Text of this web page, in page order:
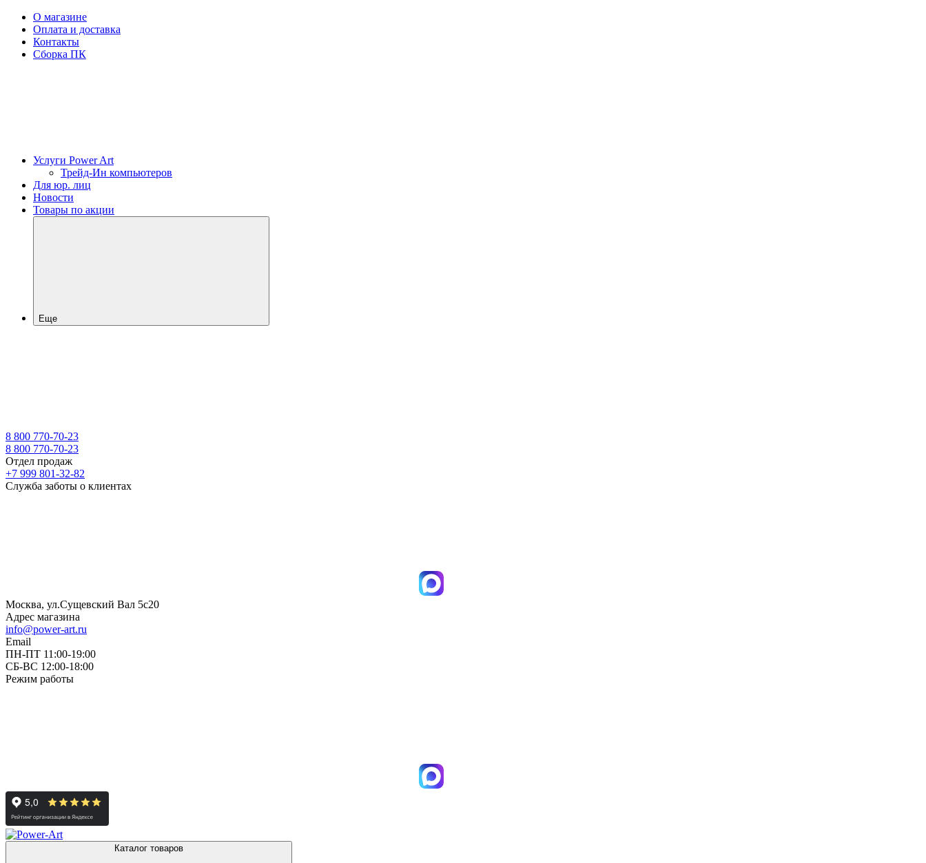
О магазине
Оплата и доставка
Контакты
Сборка ПК
Услуги Power Art
Трейд-Ин компьютеров
Для юр. лиц
Новости
Товары по акции
Еще
8 800 770-70-23
8 800 770-70-23
Отдел продаж
+7 999 801-32-82
Служба заботы о клиентах
Москва, ул.Сущевский Вал 5с20
Адрес магазина
info@power-art.ru
Email
ПН-ПТ 11:00-19:00
СБ-ВС 12:00-18:00
Режим работы
Каталог товаров